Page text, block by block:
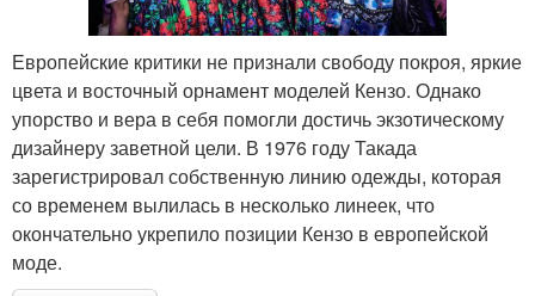
Европейские критики не признали свободу покроя, яркие
цвета и восточный орнамент моделей Кензо. Однако
упорство и вера в себя помогли достичь экзотическому
дизайнеру заветной цели. В 1976 году Такада
зарегистрировал собственную линию одежды, которая
со временем вылилась в несколько линеек, что
окончательно укрепило позиции Кензо в европейской
моде.